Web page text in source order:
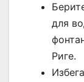
для
Риге.